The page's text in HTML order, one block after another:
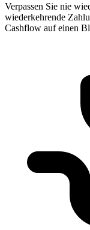
Verpassen Sie nie
wiederkehrende
Cashflow auf einen